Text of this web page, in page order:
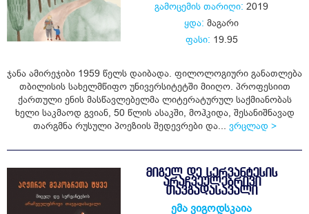
გამოცემის თარიღი: 2019
ყდა: მაგარი
ფასი: 19.95
ჯანა ამირეჯიბი 1959 წელს დაიბადა. ფილოლოგიური განათლება
თბილისის სახელმწიფო უნივერსიტეტში მიიღო. პროფესიით
ქართული ენის მასწავლებელმა ლიტერატურულ საქმიანობას
ხელი საკმაოდ გვიან, 50 წლის ასაკში, მოჰკიდა, შესანიშნავად
თარგმნა რუსული პოეზიის შედევრები და... ვრცლად >
ᲛᲘᲒᲔᲚ ᲓᲔ ᲡᲔᲠᲕᲐᲜᲢᲔᲡᲘᲡ
ᲐᲠᲐᲩᲕᲔᲣᲚᲔᲑᲠᲘᲕᲘ
ᲗᲐᲕᲒᲐᲓᲐᲡᲐᲕᲐᲚᲘ
ემა ვიგოდსკაია